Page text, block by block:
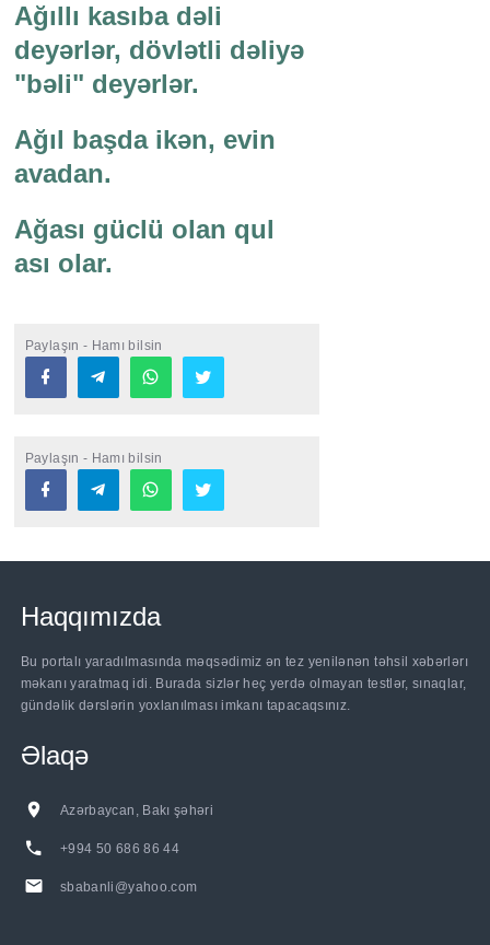
Ağıllı kasıba dəli
deyərlər, dövlətli dəliyə
"bəli" deyərlər.
Ağıl başda ikən, evin
avadan.
Ağası güclü olan qul
ası olar.
Paylaşın - Hamı bilsin
Paylaşın - Hamı bilsin
Haqqımızda
Bu portalı yaradılmasında məqsədimiz ən tez yenilənən təhsil xəbərlərı
məkanı yaratmaq idi. Burada sizlər heç yerdə olmayan testlər, sınaqlar,
gündəlik dərslərin yoxlanılması imkanı tapacaqsınız.
Əlaqə
Azərbaycan, Bakı şəhəri
+994 50 686 86 44
sbabanli@yahoo.com